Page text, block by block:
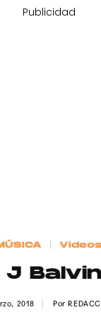
Publicidad
Videos
Balvin
2018 Por